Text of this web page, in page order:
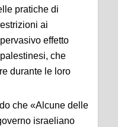
pratiche di
ai
effetto
che
durante le loro
che «Alcune delle
israeliano